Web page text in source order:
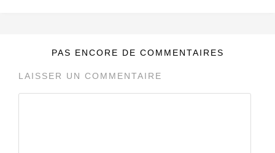
PAS ENCORE DE COMMENTAIRES
LAISSER UN COMMENTAIRE